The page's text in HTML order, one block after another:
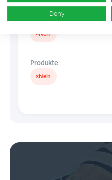
Banner
×Nein
Produkte
×Nein
Deny